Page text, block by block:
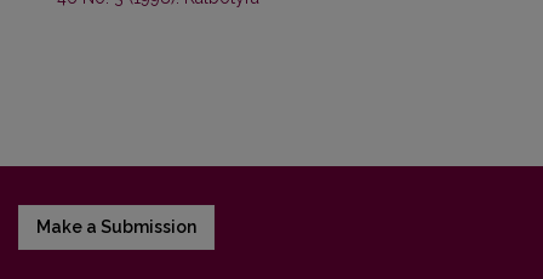
Make a Submission